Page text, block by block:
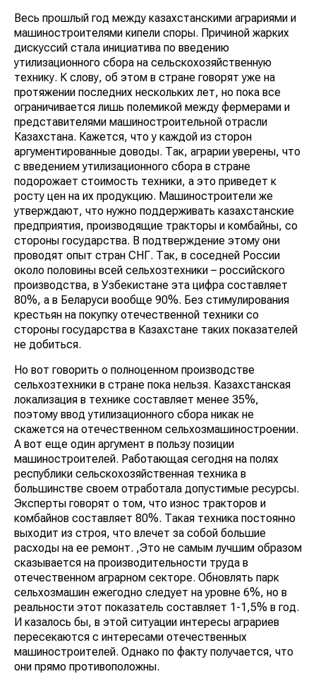
Весь прошлый год между казахстанскими аграриями и
машиностроителями кипели споры. Причиной жарких
дискуссий стала инициатива по введению
утилизационного сбора на сельскохозяйственную
технику. К слову, об этом в стране говорят уже на
протяжении последних нескольких лет, но пока все
ограничивается лишь полемикой между фермерами и
представителями машиностроительной отрасли
Казахстана. Кажется, что у каждой из сторон
аргументированные доводы. Так, аграрии уверены, что
с введением утилизационного сбора в стране
подорожает стоимость техники, а это приведет к
росту цен на их продукцию. Машиностроители же
утверждают, что нужно поддерживать казахстанские
предприятия, производящие тракторы и комбайны, со
стороны государства. В подтверждение этому они
проводят опыт стран СНГ. Так, в соседней России
около половины всей сельхозтехники – российского
производства, в Узбекистане эта цифра составляет
80%, а в Беларуси вообще 90%. Без стимулирования
крестьян на покупку отечественной техники со
стороны государства в Казахстане таких показателей
не добиться.
Но вот говорить о полноценном производстве
сельхозтехники в стране пока нельзя. Казахстанская
локализация в технике составляет менее 35%,
поэтому ввод утилизационного сбора никак не
скажется на отечественном сельхозмашиностроении.
А вот еще один аргумент в пользу позиции
машиностроителей. Работающая сегодня на полях
республики сельскохозяйственная техника в
большинстве своем отработала допустимые ресурсы.
Эксперты говорят о том, что износ тракторов и
комбайнов составляет 80%. Такая техника постоянно
выходит из строя, что влечет за собой большие
расходы на ее ремонт. ,Это не самым лучшим образом
сказывается на производительности труда в
отечественном аграрном секторе. Обновлять парк
сельхозмашин ежегодно следует на уровне 6%, но в
реальности этот показатель составляет 1-1,5% в год.
И казалось бы, в этой ситуации интересы аграриев
пересекаются с интересами отечественных
машиностроителей. Однако по факту получается, что
они прямо противоположны.